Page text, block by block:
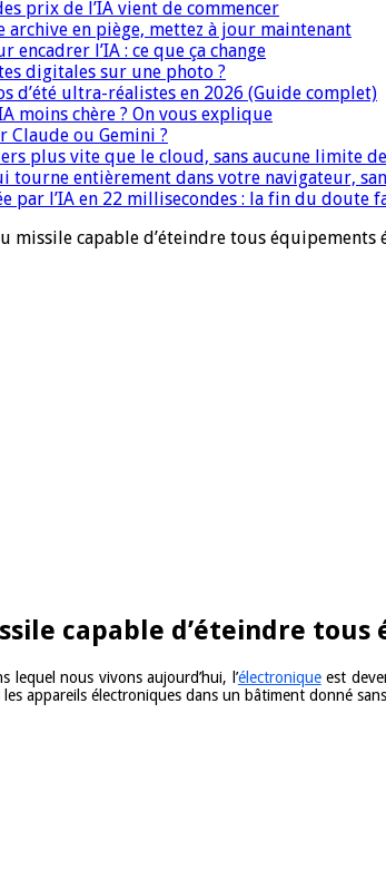
prix de l’IA vient de commencer
en piège, mettez à jour maintenant
encadrer l’IA : ce que ça change
digitales sur une photo ?
d’été ultra-réalistes en 2026 (Guide complet)
moins chère ? On vous explique
Claude ou Gemini ?
plus vite que le cloud, sans aucune limite
tourne entièrement dans votre navigateur,
par l’IA en 22 millisecondes : la fin du doute
missile capable d’éteindre tous équipements
capable d’éteindre
lequel nous vivons aujourd’hui, l’électroniqueest
appareils électroniques dans un bâtiment donné